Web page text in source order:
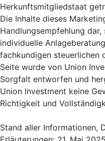
Herkunftsmitgliedstaat
Die Inhalte dieses
Handlungsempfehlung
individuelle
fachkundigen steuerlichen
Seite wurde von Union
Sorgfalt entworfen und
Union Investment keine
Richtigkeit und
Stand aller Informationen,